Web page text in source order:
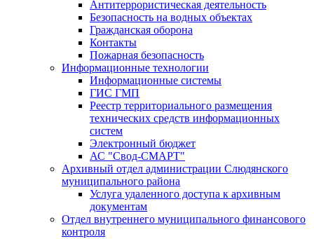
Антитеррористическая деятельность
Безопасность на водных объектах
Гражданская оборона
Контакты
Пожарная безопасность
Информационные технологии
Информационные системы
ГИС ГМП
Реестр территориального размещения
технических средств информационных
систем
Электронный бюджет
АС "Свод-СМАРТ"
Архивный отдел администрации Слюдянского
муниципального района
Услуга удаленного доступа к архивным
документам
Отдел внутреннего муниципального финансового
контроля